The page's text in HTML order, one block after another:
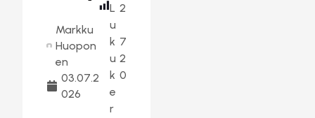
Markku
Huopon
en
03.07.2
026
L
u
k
u
k
e
r
2
7
2
0